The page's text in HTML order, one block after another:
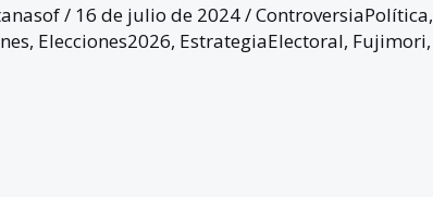
/ 16 de julio de 2024/ControversiaPolítica,
, Elecciones2026, EstrategiaElectoral, Fujimori,